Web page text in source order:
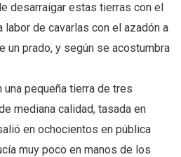
desarraigar estas tierras con el
labor de cavarlas con el azadón a
un prado, y según se acostumbra
pequeña tierra de tres
mediana calidad, tasada en
en ochocientos en pública
muy poco en manos de los